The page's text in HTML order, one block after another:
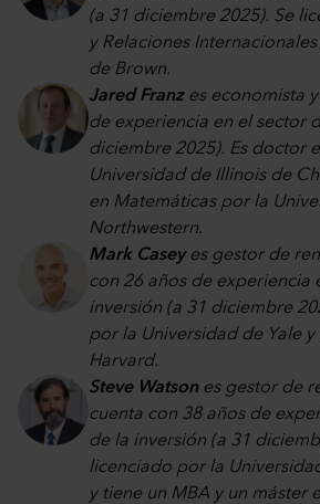
(a 31 diciembre 2025). Se
y Relaciones
de Brown.
Jared Franzes economista
de experiencia en el sector
diciembre 2025). Es doctor
Universidad de Illinois de
en Matemáticas por la
Northwestern.
Mark Caseyes gestor de
con 26 años de experiencia
inversión (a 31 diciembre
por la Universidad de Yale
Harvard.
Steve Watsones gestor de
cuenta con 38 años de
de la inversión (a 31
licenciado por la
y tiene un MBA y un máster